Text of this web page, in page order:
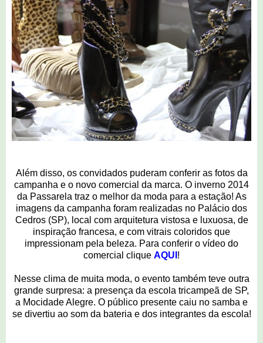
Além disso, os convidados puderam conferir as fotos da
campanha e o novo comercial da marca. O inverno 2014
da Passarela traz o melhor da moda para a estação! As
imagens da campanha foram realizadas no Palácio dos
Cedros (SP), local com arquitetura vistosa e luxuosa, de
inspiração francesa, e com vitrais coloridos que
impressionam pela beleza. Para conferir o vídeo do
comercial clique AQUI !
Nesse clima de muita moda, o evento também teve outra
grande surpresa: a presença da escola tricampeã de SP,
a Mocidade Alegre. O público presente caiu no samba e
se divertiu ao som da bateria e dos integrantes da escola!